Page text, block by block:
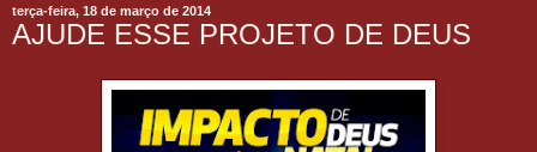
terça-feira, 18 de março de 2014
AJUDE ESSE PROJETO DE DEUS